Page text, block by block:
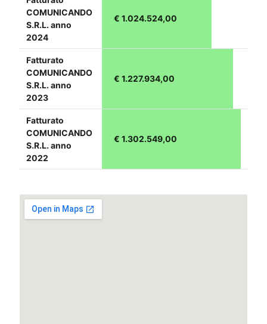
COMUNICANDO
S.R.L. anno
2024
€ 1.024.524,00
Fatturato
COMUNICANDO
S.R.L. anno
2023
€ 1.227.934,00
Fatturato
COMUNICANDO
S.R.L. anno
2022
€ 1.302.549,00